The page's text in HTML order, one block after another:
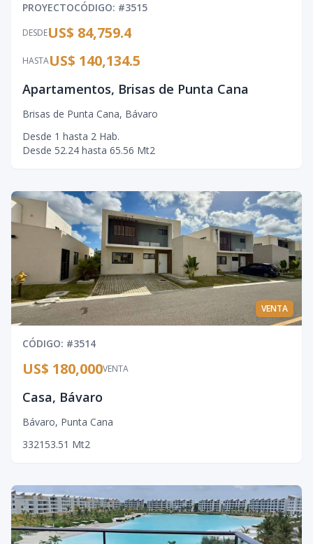
PROYECTOCÓDIGO: #3515
DESDEUS$ 84,759.4
HASTAUS$ 140,134.5
Apartamentos, Brisas de Punta Cana
Brisas de Punta Cana, Bávaro
Desde 1 hasta 2 Hab.
Desde 52.24 hasta 65.56 Mt2
VENTA
CÓDIGO: #3514
VENTA
US$ 180,000
Casa, Bávaro
Bávaro, Punta Cana
332153.51 Mt2